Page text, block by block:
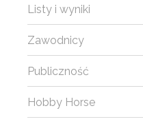
Listy i wyniki
Zawodnicy
Publiczność
Hobby Horse